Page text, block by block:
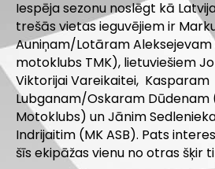
Iespēja sezonu noslēgt kā
trešās vietas ieguvējiem ir
Auniņam/Lotāram Aleksejevam
motoklubs TMK), lietuviešiem
Viktorijai Vareikaitei, Kasparam
Lubganam/Oskaram Dūdenam
Motoklubs) un Jānim
Indrijaitim (MK ASB). Pats
šīs ekipāžas vienu no otras šķir